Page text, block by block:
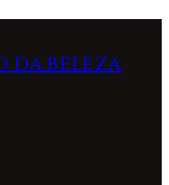
DA BELEZA